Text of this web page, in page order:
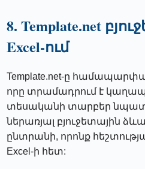
8. Template.net
Excel-ում
Template.net-ը
որը տրամադրում է
տեսականի տարբեր
ներառյալ բյուջետային
ընտրանի, որոնք
Excel-ի հետ: